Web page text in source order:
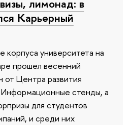
лимонад: в
Карьерный
корпуса университета на
прошел весенний
Центра развития
стенды, а
для студентов
и среди них